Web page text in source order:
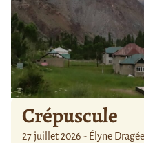
Crépuscule
27 juillet 2026 - Élyne Dragée